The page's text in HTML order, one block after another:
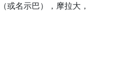
或名示巴），摩拉大，